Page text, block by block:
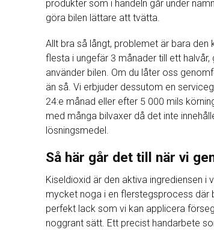
produkter som i handeln går under
göra bilen lättare att tvätta.
Allt bra så långt, problemet är bara den
flesta i ungefär 3 månader till ett
använder bilen. Om du låter oss
än så. Vi erbjuder dessutom en
24:e månad eller efter 5 000 mils
med många bilvaxer då det inte
lösningsmedel.
Så här går det till när vi
Kiseldioxid är den aktiva ingrediensen i
mycket noga i en flerstegsprocess där
perfekt lack som vi kan applicera
noggrant sätt. Ett precist handarbete